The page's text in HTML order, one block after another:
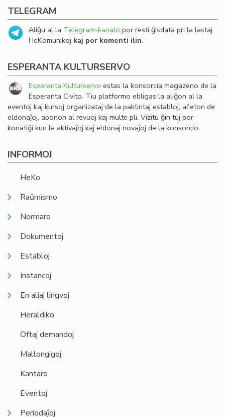
TELEGRAM
Aliĝu al la Telegram-kanalo por resti ĝisdata pri la lastaj
HeKomunikoj kaj por komenti ilin.
ESPERANTA KULTURSERVO
Esperanta Kulturservo estas la konsorcia magazeno de la
Esperanta Civito. Tiu platformo ebligas la aliĝon al la
eventoj kaj kursoj organizataj de la paktintaj establoj, aĉeton de
eldonaĵoj, abonon al revuoj kaj multe pli. Vizitu ĝin tuj por
konatiĝi kun la aktivaĵoj kaj eldonaj novaĵoj de la konsorcio.
INFORMOJ
HeKo
Raŭmismo
Normaro
Dokumentoj
Establoj
Instancoj
En aliaj lingvoj
Heraldiko
Oftaj demandoj
Mallongigoj
Kantaro
Eventoj
Periodaĵoj